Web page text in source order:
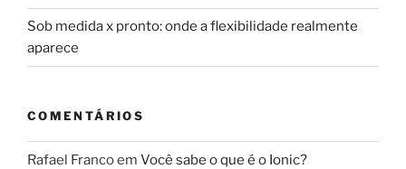
Sob medida x pronto: onde a flexibilidade realmente
aparece
COMENTÁRIOS
Rafael Francoem Você sabe o que é o Ionic?